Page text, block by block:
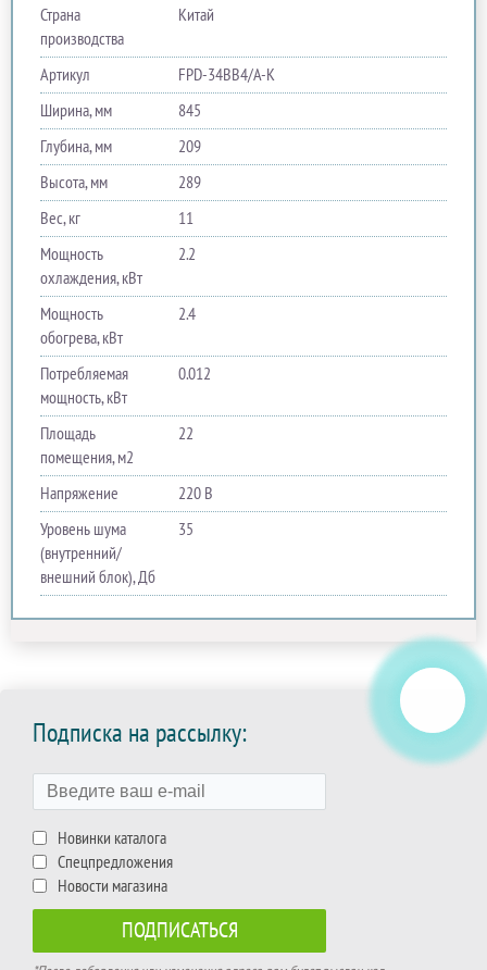
Страна
производства
Китай
Артикул
FPD-34BB4/A-K
Ширина, мм
845
Глубина, мм
209
Высота, мм
289
Вес, кг
11
Мощность
охлаждения, кВт
2.2
Мощность
обогрева, кВт
2.4
Потребляемая
мощность, кВт
0.012
Площадь
помещения, м2
22
Напряжение
220 В
Уровень шума
(внутренний/
внешний блок), Дб
35
Подписка на рассылку:
Новинки каталога
Спецпредложения
Новости магазина